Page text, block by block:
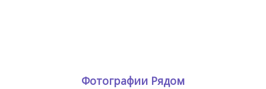
Фотографии Рядом